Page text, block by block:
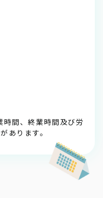
間、終業時間及び労
あります。